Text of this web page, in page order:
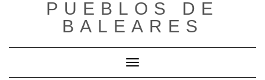
PUEBLOS DE
BALEARES
Cambiar modo de navegación